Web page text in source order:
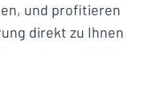
und profitieren
direkt zu Ihnen